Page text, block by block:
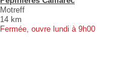
Motreff
14 km
Fermée, ouvre lundi à 9h00